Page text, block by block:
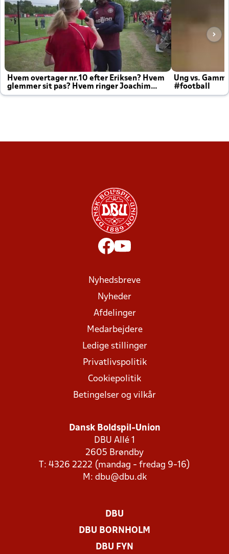
Hvem overtager nr.10 efter Eriksen? Hvem
glemmer sit pas? Hvem ringer Joachim
altid til efter kampe?
Ung vs.
#football
Nyhedsbreve
Nyheder
Afdelinger
Medarbejdere
Ledige stillinger
Privatlivspolitik
Cookiepolitik
Betingelser og vilkår
Dansk Boldspil-Union
DBU Allé 1
2605 Brøndby
T: 4326 2222 (mandag - fredag 9-16)
M: dbu@dbu.dk
DBU
DBU BORNHOLM
DBU FYN